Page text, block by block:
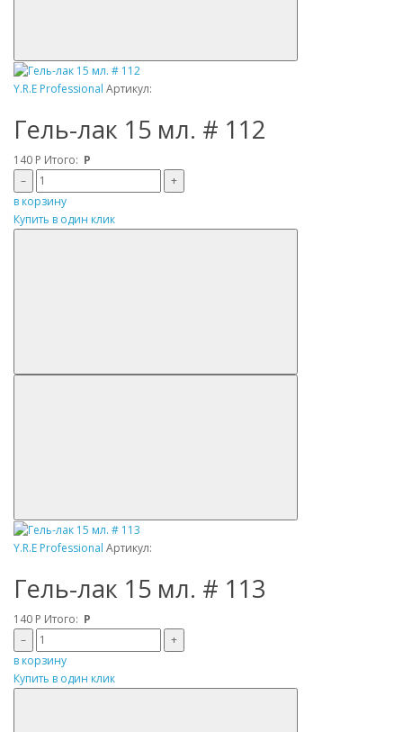
Y.R.E Professional Артикул:
Гель-лак 15 мл. # 112
140 Р Итого: Р
–
+
в корзину
Купить в один клик
Y.R.E Professional Артикул:
Гель-лак 15 мл. # 113
140 Р Итого: Р
–
+
в корзину
Купить в один клик